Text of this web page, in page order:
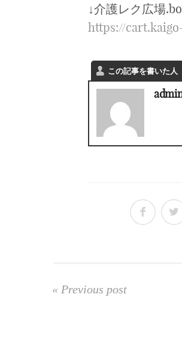
↓介護レク広場
https://
この記事を書いた人
« Previous post